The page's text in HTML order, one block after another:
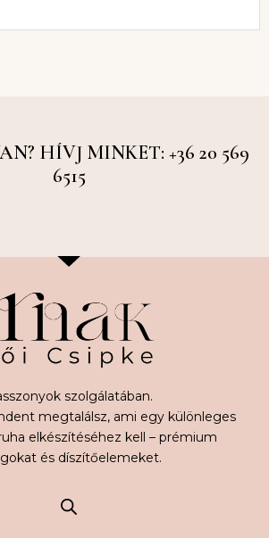
HÍVJ MINKET: +36 20 569
6515
szolgálatában.
megtalálsz, ami egy különleges
elkészítéséhez kell – prémium
és díszítőelemeket.